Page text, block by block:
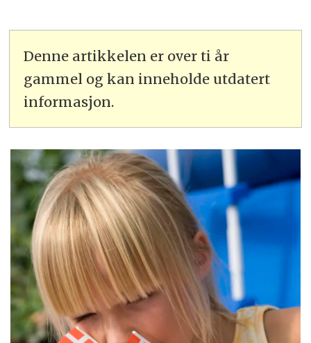
Denne artikkelen er over ti år
gammel og kan inneholde utdatert
informasjon.